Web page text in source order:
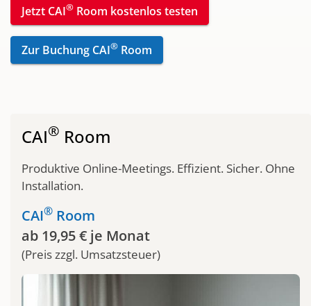
Jetzt CAI® Room kostenlos testen
Zur Buchung CAI® Room
CAI® Room
Produktive Online-Meetings. Effizient. Sicher. Ohne
Installation.
CAI® Room
ab 19,95 € je Monat
(Preis zzgl. Umsatzsteuer)